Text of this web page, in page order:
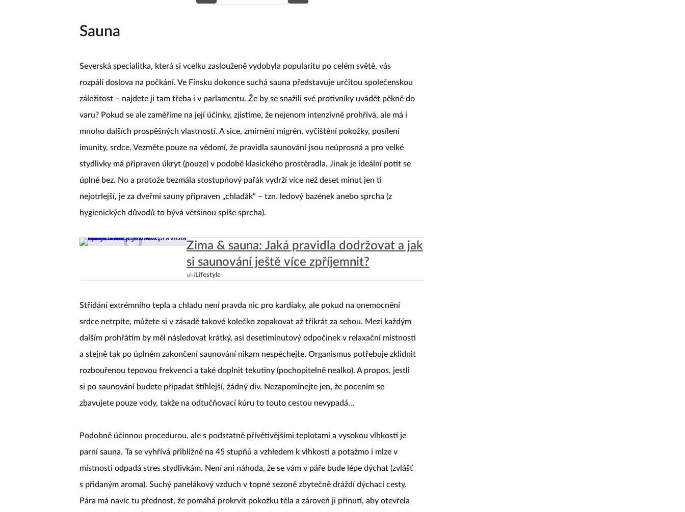
Sauna
Severská specialitka, která si vcelku zaslouženě vydobyla popularitu po celém světě, vás
rozpálí doslova na počkání. Ve Finsku dokonce suchá sauna představuje určitou společenskou
záležitost – najdete ji tam třeba i v parlamentu. Že by se snažili své protivníky uvádět pěkně do
varu? Pokud se ale zaměříme na její účinky, zjistíme, že nejenom intenzivně prohřívá, ale má i
mnoho dalších prospěšných vlastností. A sice, zmírnění migrén, vyčištění pokožky, posílení
imunity, srdce. Vezměte pouze na vědomí, že pravidla saunování jsou neúprosná a pro velké
stydlivky má připraven úkryt (pouze) v podobě klasického prostěradla. Jinak je ideální potit se
úplně bez. No a protože bezmála stostupňový pařák vydrží více než deset minut jen ti
nejotrlejší, je za dveřmi sauny připraven „chlaďák“ – tzn. ledový bazének anebo sprcha (z
hygienických důvodů to bývá většinou spíše sprcha).
Zima & sauna: Jaká pravidla dodržovat a jak
si saunování ještě více zpříjemnit?
ukiLifestyle
Střídání extrémního tepla a chladu není pravda nic pro kardiaky, ale pokud na onemocnění
srdce netrpíte, můžete si v zásadě takové kolečko zopakovat až třikrát za sebou. Mezi každým
dalším prohřátím by měl následovat krátký, asi desetiminutový odpočinek v relaxační místnosti
a stejně tak po úplném zakončení saunování nikam nespěchejte. Organismus potřebuje zklidnit
rozbouřenou tepovou frekvenci a také doplnit tekutiny (pochopitelně nealko). A propos, jestli
si po saunování budete připadat štíhlejší, žádný div. Nezapomínejte jen, že pocením se
zbavujete pouze vody, takže na odtučňovací kúru to touto cestou nevypadá…
Podobně účinnou procedurou, ale s podstatně přívětivějšími teplotami a vysokou vlhkostí je
parní sauna. Ta se vyhřívá přibližně na 45 stupňů a vzhledem k vlhkosti a potažmo i mlze v
místnosti odpadá stres stydlivkám. Není ani náhoda, že se vám v páře bude lépe dýchat (zvlášť
s přidaným aroma). Suchý panelákový vzduch v topné sezoně zbytečně dráždí dýchací cesty.
Pára má navíc tu přednost, že pomáhá prokrvit pokožku těla a zároveň ji přinutí, aby otevřela